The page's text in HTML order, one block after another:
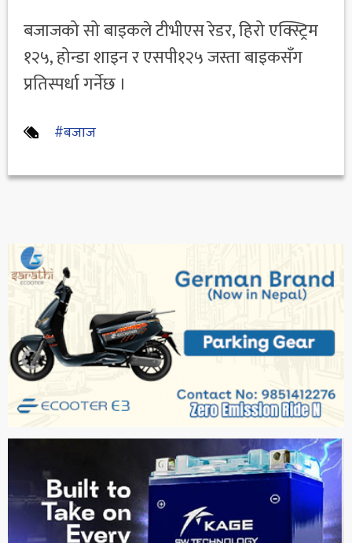
बजाजको सो बाइकले टीभीएस रेडर, हिरो एक्स्ट्रिम
१२५, होन्डा शाइन र एसपी१२५ जस्ता बाइकसँग
प्रतिस्पर्धा गर्नेछ ।
#बजाज